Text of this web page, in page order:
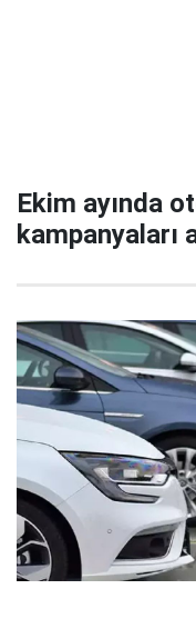
Ekim ayında
kampanyaları